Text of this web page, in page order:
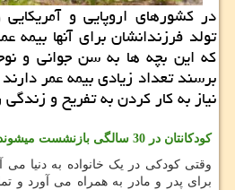
در کشورهای اروپایی و
تولد فرزندانشان برای آنها بیمه
که این بچه ها به سن جوانی و
برسند تعداد زیادی بیمه عمر دارند
نیاز به کار کردن به تفریح و
کودکانتان در 30 سالگی بازنشست میشوند!
وقتی کودکی در یک خانواده به دنیا می
برای پدر و مادر به همراه می آورد و